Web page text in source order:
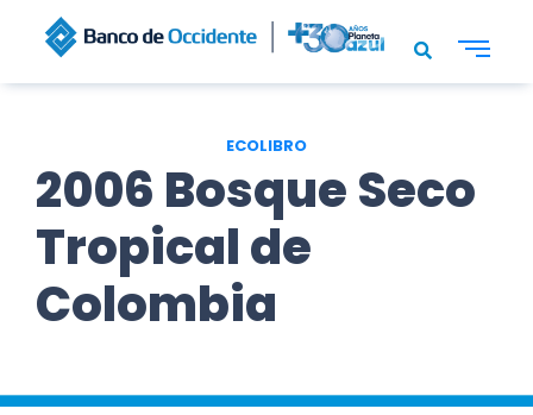
ECOLIBRO
2006 Bosque Seco
Tropical de
Colombia